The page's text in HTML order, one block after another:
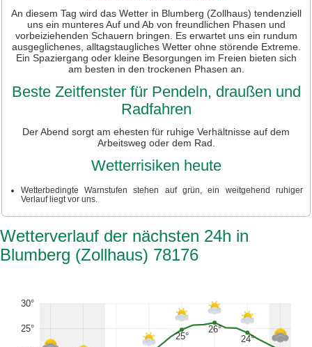
An diesem Tag wird das Wetter in Blumberg (Zollhaus) tendenziell
uns ein munteres Auf und Ab von freundlichen Phasen und
vorbeiziehenden Schauern bringen. Es erwartet uns ein rundum
ausgeglichenes, alltagstaugliches Wetter ohne störende Extreme.
Ein Spaziergang oder kleine Besorgungen im Freien bieten sich
am besten in den trockenen Phasen an.
Beste Zeitfenster für Pendeln, draußen und
Radfahren
Der Abend sorgt am ehesten für ruhige Verhältnisse auf dem
Arbeitsweg oder dem Rad.
Wetterrisiken heute
Wetterbedingte Warnstufen stehen auf grün, ein weitgehend ruhiger
Verlauf liegt vor uns.
Wetterverlauf der nächsten 24h in
Blumberg (Zollhaus) 78176
25°
30°
25°
26°
24°